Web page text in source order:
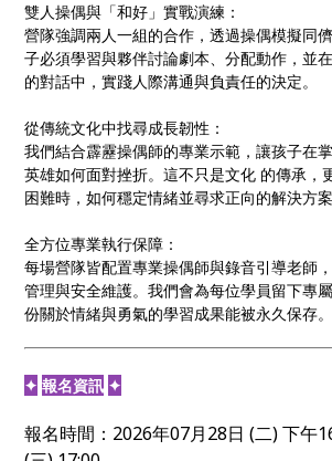
雙人操偶與「和好」實戰演練：
營隊強調兩人一組的合作，透過操偶模擬同
子必須學習與夥伴討論劇本、分配動作，並
的對話中，實踐人際溝通與負責任的決定。
從傳統文化中找尋成長韌性：
我們結合霹靂操偶師的專業示範，讓孩子在
英雄如何面對挫折。這不只是文化 的傳承，
困難時，如何穩定情緒並尋求正向的解決方案
全方位專業執行保障：
每場營隊皆配置專業操偶師與錄音引導老師
管理與安全維護。我們會為每位學員留下專
份關於情緒與勇氣的學習成果能被永久保存。
✦ 報名資訊 ✦
報名時間：2026年07月28日 (二) 下午